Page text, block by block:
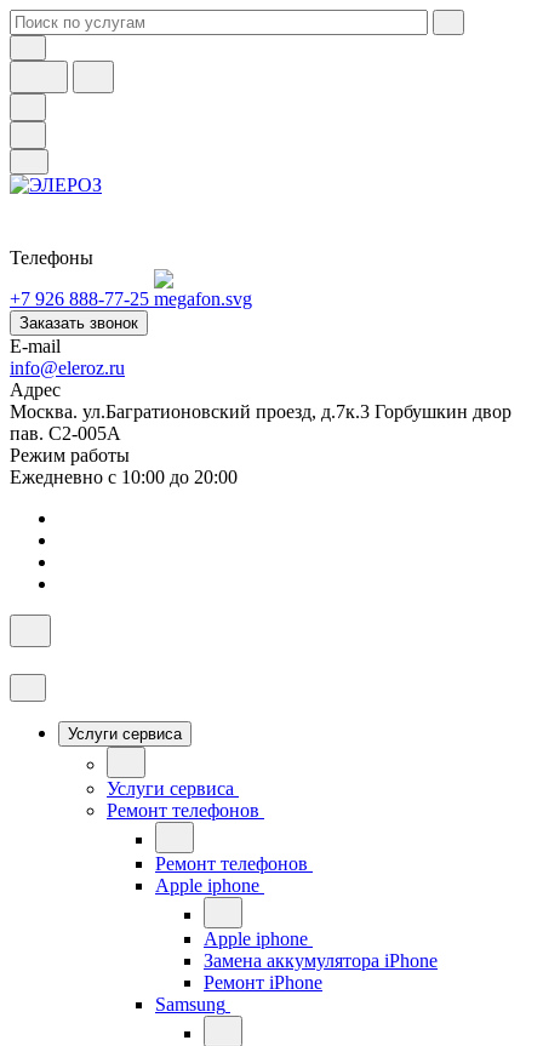
Телефоны
+7 926 888-77-25
Заказать звонок
E-mail
info@eleroz.ru
Адрес
Москва. ул.Багратионовский проезд, д.7к.3 Горбушкин двор
пав. C2-005A
Режим работы
Ежедневно с 10:00 до 20:00
Услуги сервиса
Услуги сервиса
Ремонт телефонов
Ремонт телефонов
Apple iphone
Apple iphone
Замена аккумулятора iPhone
Ремонт iPhone
Samsung